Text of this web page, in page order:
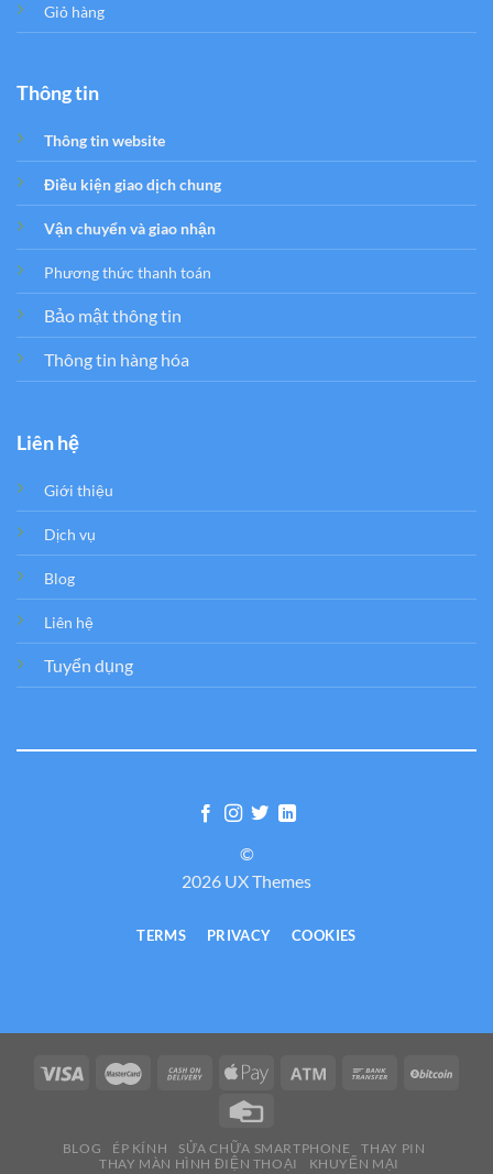
Giỏ hàng
Thông tin
Thông tin website
Điều kiện giao dịch chung
Vận chuyển và giao nhận
Phương thức thanh toán
Bảo mật thông tin
Thông tin hàng hóa
Liên hệ
Giới thiệu
Dịch vụ
Blog
Liên hệ
Tuyển dụng
©
2026 UX Themes
TERMS PRIVACY COOKIES
BLOG ÉP KÍNH SỬA CHỮA SMARTPHONE
THAY PIN
THAY MÀN HÌNH ĐIỆN THOẠI
KHUYẾN MẠI